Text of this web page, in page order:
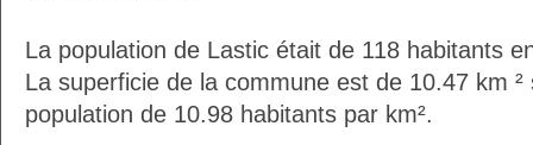
La population de Lastic était de 118 habitants
La superficie de la commune est de 10.47 km
population de 10.98 habitants par km².